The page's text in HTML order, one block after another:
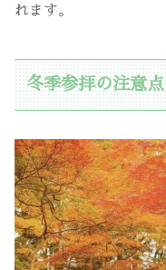
れます。
冬季参拝の注意点